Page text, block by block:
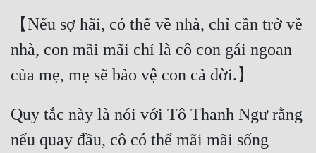
【Nếu sợ hãi, có thể về nhà, chỉ cần trở về
nhà, con mãi mãi chỉ là cô con gái ngoan
của mẹ, mẹ sẽ bảo vệ con cả đời.】
Quy tắc này là nói với Tô Thanh Ngư rằng
nếu quay đầu, cô có thể mãi mãi sống